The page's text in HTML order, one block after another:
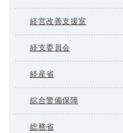
経営改善支援室
経支委員会
経産省
綜合警備保障
総務省